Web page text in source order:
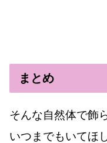
まとめ
そんな自然体で飾
いつまでもいてほ